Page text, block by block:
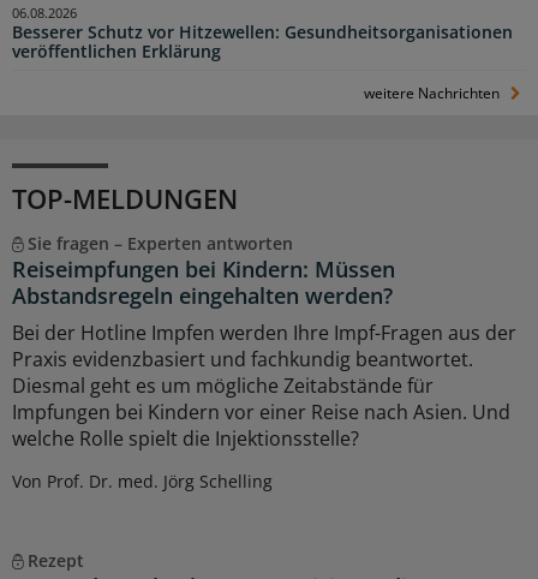
Besserer Schutz vor Hitzewellen: Gesundheitsorganisationen
veröffentlichen Erklärung
06.08.2026
weitere Nachrichten
TOP-MELDUNGEN
Sie fragen – Experten antworten
Reiseimpfungen bei Kindern: Müssen
Abstandsregeln eingehalten werden?
Bei der Hotline Impfen werden Ihre Impf-Fragen aus der
Praxis evidenzbasiert und fachkundig beantwortet.
Diesmal geht es um mögliche Zeitabstände für
Impfungen bei Kindern vor einer Reise nach Asien. Und
welche Rolle spielt die Injektionsstelle?
Von Prof. Dr. med. Jörg Schelling
Rezept